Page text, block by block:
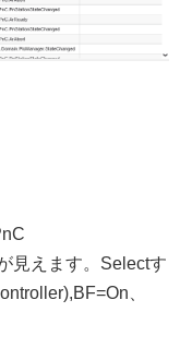
見えます。Selectす
、